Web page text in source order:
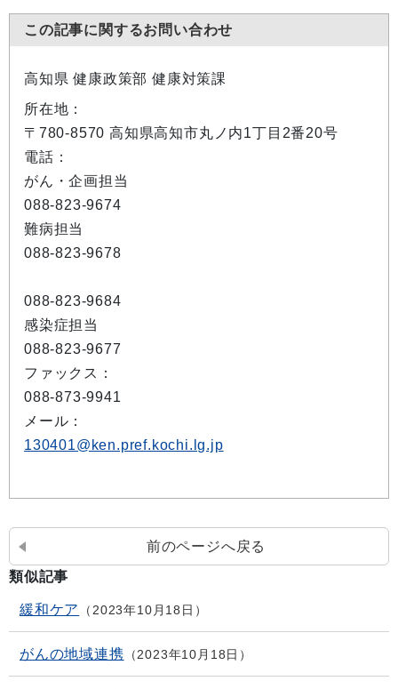
この記事に関するお問い合わせ
高知県 健康政策部 健康対策課
所在地：
〒780-8570 高知県高知市丸ノ内1丁目2番20号
電話：
がん・企画担当
088-823-9674
難病担当
088-823-9678
088-823-9684
感染症担当
088-823-9677
ファックス：
088-873-9941
メール：
130401@ken.pref.kochi.lg.jp
前のページへ戻る
類似記事
緩和ケア 2023年10月18日
がんの地域連携 2023年10月18日